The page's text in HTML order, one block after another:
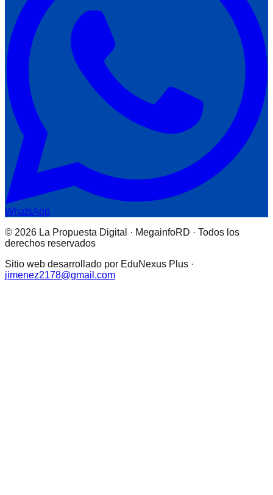
WhatsApp
© 2026 La Propuesta Digital · MegainfoRD · Todos los
derechos reservados
Sitio web desarrollado por EduNexus Plus ·
jimenez2178@gmail.com